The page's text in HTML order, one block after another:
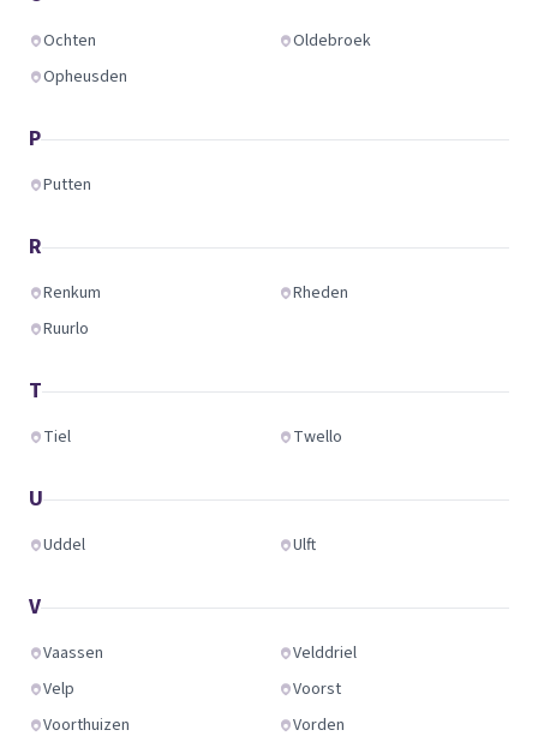
Ochten
Oldebroek
Opheusden
P
Putten
R
Renkum
Rheden
Ruurlo
T
Tiel Twello
U
Uddel Ulft
V
Vaassen
Velddriel
Velp
Voorst
Voorthuizen
Vorden